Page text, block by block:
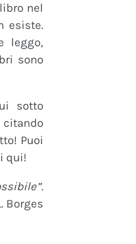
nel
esiste.
leggo,
sono
sotto
citando
Puoi
qui!
Borges